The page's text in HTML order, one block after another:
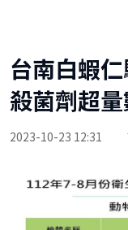
台南白蝦
殺菌劑超
2023-10-23 12:31